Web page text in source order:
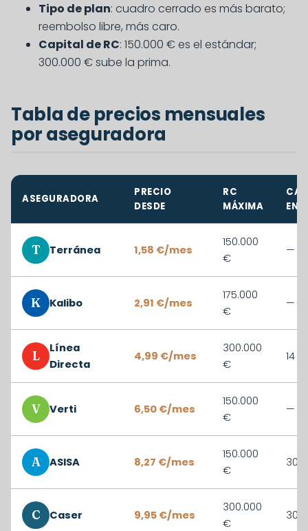
Tipo de plan: cuadro cerrado es más barato;
reembolso libre, más caro.
Capital de RC: 150.000 € es el estándar;
300.000 € sube la prima.
Tabla de precios mensuales
por aseguradora
ASEGURADORA
PRECIO
DESDE
RC
MÁXIMA
ENF.
T Terránea 1,58 €/mes
150.000
€
—
K Kalibo 2,91 €/mes
175.000
€
—
L
Línea
Directa
4,99 €/mes
300.000
€
14
V Verti 6,50 €/mes
150.000
€
—
A ASISA 8,27 €/mes
150.000
€
30
C Caser 9,95 €/mes
300.000
€
30